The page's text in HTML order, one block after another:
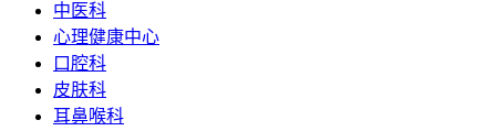
中医科
心理健康中心
口腔科
皮肤科
耳鼻喉科